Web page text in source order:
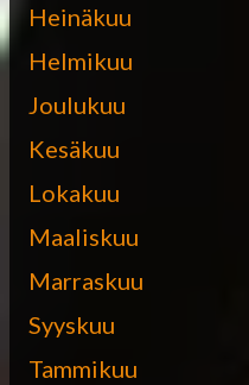
Heinäkuu
Helmikuu
Joulukuu
Kesäkuu
Lokakuu
Maaliskuu
Marraskuu
Syyskuu
Tammikuu